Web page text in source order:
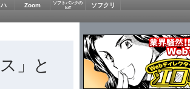
Zoom
ソフトバンクの
IoT
ソフクリ
」と